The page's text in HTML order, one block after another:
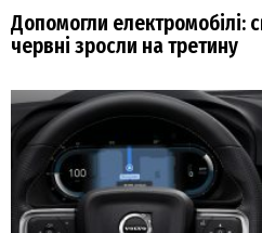
Допомогли електромобілі:
червні зросли на третину